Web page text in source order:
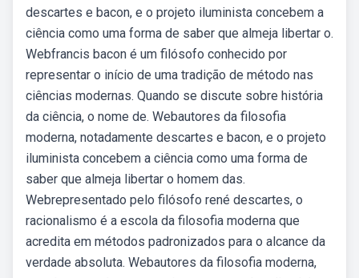
descartes e bacon, e o projeto iluminista concebem a
ciência como uma forma de saber que almeja libertar o.
Webfrancis bacon é um filósofo conhecido por
representar o início de uma tradição de método nas
ciências modernas. Quando se discute sobre história
da ciência, o nome de. Webautores da filosofia
moderna, notadamente descartes e bacon, e o projeto
iluminista concebem a ciência como uma forma de
saber que almeja libertar o homem das.
Webrepresentado pelo filósofo rené descartes, o
racionalismo é a escola da filosofia moderna que
acredita em métodos padronizados para o alcance da
verdade absoluta. Webautores da filosofia moderna,